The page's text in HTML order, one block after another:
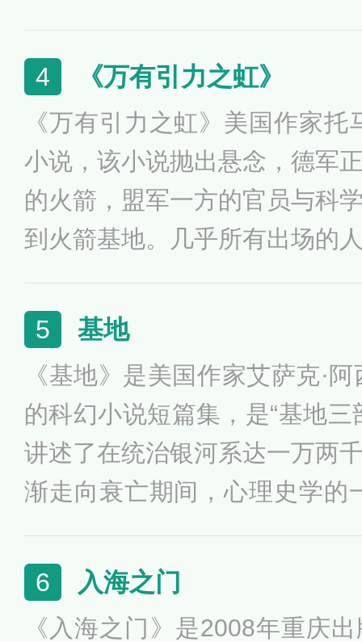
事。导师的不认同，相爱女友
恶俗弊端的冲击，让人预感到
大的母爱成为挽救一切的关键
者的故事时，让人为历史上无
代认同，但做出了伟大贡献的
4 《万有引力之虹》
《万有引力之虹》美国作家托
小说，该小说抛出悬念，德军
的火箭，盟军一方的官员与科
到火箭基地。几乎所有出场的
将热力学第二定律引发的前人
随着“熵”的单向增加，将在全
宇宙即成死寂世界的观点引入
技术造就的现代世界终将走向
5 基地
《基地》是美国作家艾萨克·
的科幻小说短篇集，是“基地
讲述了在统治银河系达一万两
渐走向衰亡期间，心理史学的
荒凉行星建立“基地”，使之成
灯塔的科幻史诗故事，共由五
6 入海之门
《入海之门》是2008年重庆